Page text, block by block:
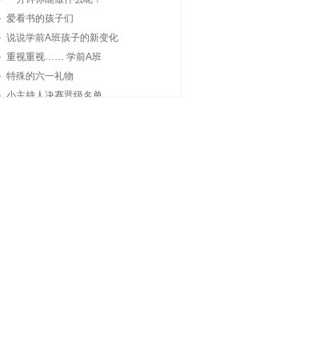
爱看书的孩子们
说说学前A班孩子的新变化
重视重视…… 学前A班
特殊的六一礼物
小主持人决赛晋级名单